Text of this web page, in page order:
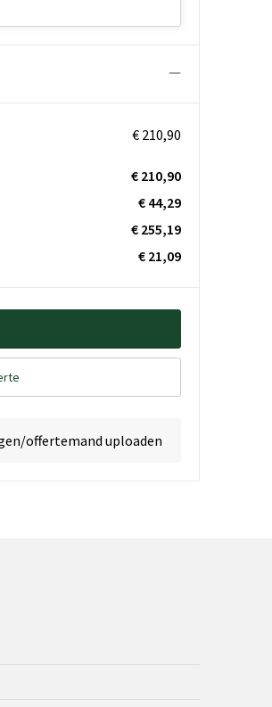
€ 210,90
€ 210,90
€ 44,29
€ 255,19
€ 21,09
offertemand uploaden